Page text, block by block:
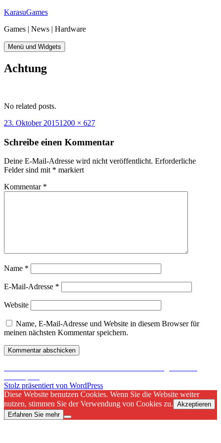
Zum
springen
KarasuGames
Games | News | Hardware
Menü und Widgets
Achtung
No related posts.
Veröffentlicht
23. Oktober 2015Originalgröße
1200 × 627
Schreibe einen Kommentar
Deine E-Mail-Adresse wird nicht veröffentlicht. Erforderliche
Felder sind mit * markiert
Kommentar *
Name *
E-Mail-Adresse *
Website
Name, E-Mail-Adresse und Website in diesem Browser für
meinen nächsten Kommentar speichern.
Beitragsnavigation
Stolz präsentiert von WordPress
Diese Website benutzen Cookies. Wenn Sie die Website weiter
nutzen, stimmen Sie der Verwendung von Cookies zu. Akzeptieren
Erfahren Sie mehr